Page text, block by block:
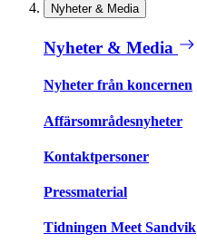
Nyheter & Media
Nyheter & Media
Nyheter från koncernen
Affärsområdesnyheter
Kontaktpersoner
Pressmaterial
Tidningen Meet Sandvik